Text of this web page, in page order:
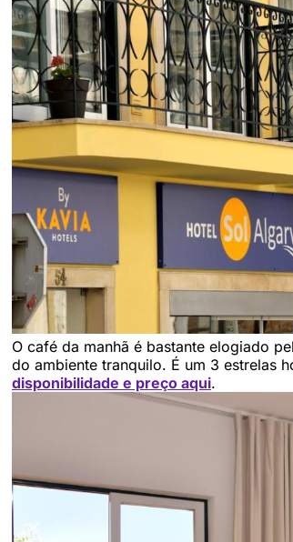
O café da manhã é bastante elogiado
do ambiente tranquilo. É um 3 estrelas
disponibilidade e preço aqui.